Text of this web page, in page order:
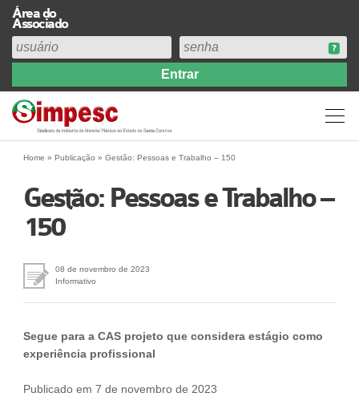
Área do
Associado
Institucional
Perfil
Diretoria
Abrangência
Contribuição Sindical 2026
Prestação de Contas
Central de Comunicação
Agenda
Home » Publicação » Gestão: Pessoas e Trabalho – 150
Gestão: Pessoas e Trabalho –
150
08 de novembro de 2023
Informativo
Segue para a CAS projeto que considera estágio como
experiência profissional
Publicado em 7 de novembro de 2023